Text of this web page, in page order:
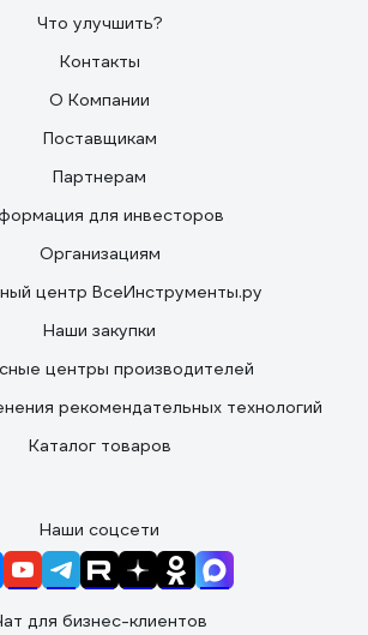
Что улучшить?
Контакты
О Компании
Поставщикам
Партнерам
для инвесторов
Организациям
центр ВсеИнструменты.ру
Наши закупки
центры производителей
рекомендательных технологий
Каталог товаров
Наши соцсети
для бизнес-клиентов